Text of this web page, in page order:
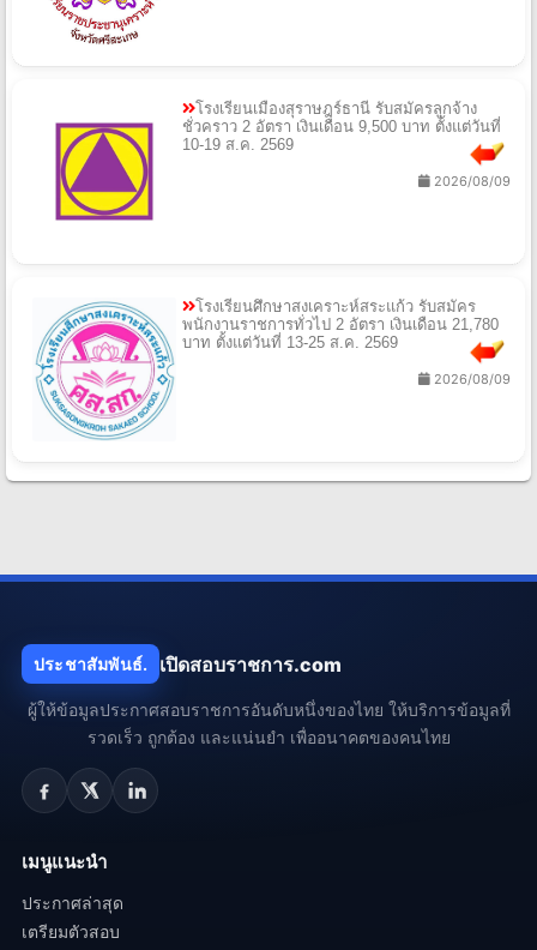
โรงเรียนเมืองสุราษฎร์ธานี รับสมัครลูกจ้าง
ชั่วคราว 2 อัตรา เงินเดือน 9,500 บาท ตั้งแต่วันที่
10-19 ส.ค. 2569
2026/08/09
โรงเรียนศึกษาสงเคราะห์สระแก้ว รับสมัคร
พนักงานราชการทั่วไป 2 อัตรา เงินเดือน 21,780
บาท ตั้งแต่วันที่ 13-25 ส.ค. 2569
2026/08/09
ประชาสัมพันธ์. เปิดสอบราชการ.com
ผู้ให้ข้อมูลประกาศสอบราชการอันดับหนึ่งของไทย ให้บริการข้อมูลที่
รวดเร็ว ถูกต้อง และแน่นยำ เพื่ออนาคตของคนไทย
เมนูแนะนำ
ประกาศล่าสุด
เตรียมตัวสอบ